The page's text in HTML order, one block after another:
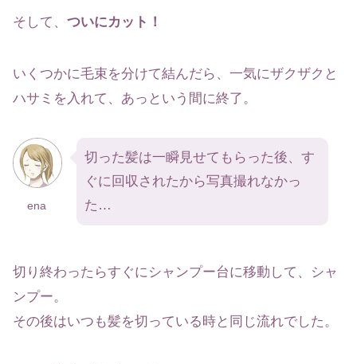
そして、 ついにカット！
いくつかに毛束を分けて結んだら、一気にザクザクと
ハサミを入れて、あっという間に終了。
ena
切った髪は一瞬見せてもらった後、す
ぐに回収されたから写真撮れなかっ
た…
切り終わったらすぐにシャンプー台に移動して、シャ
ンプー。
その後はいつも髪を切っている時と同じ流れでした。